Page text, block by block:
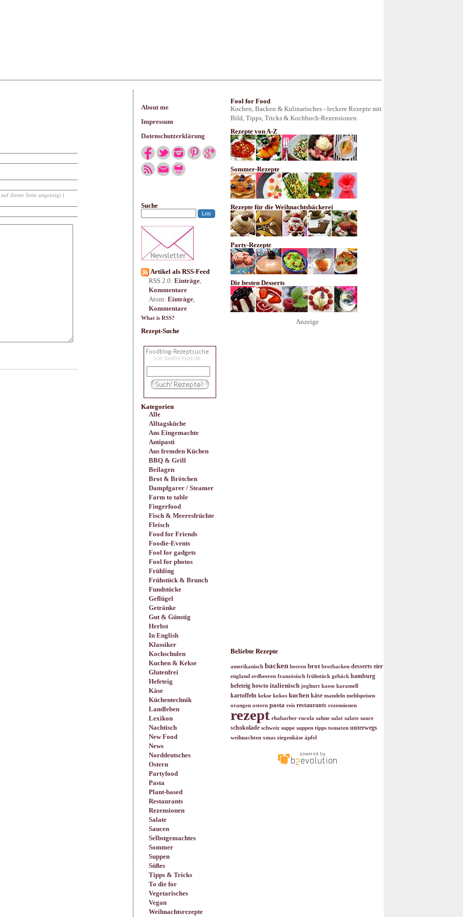
About me
Impressum
Datenschutzerklärung
Suche
Artikel als RSS-Feed
RSS 2.0: Einträge,
Kommentare
Atom: Einträge,
Kommentare
What is RSS?
Rezept-Suche
Kategorien
Alle
Alltagsküche
Ans Eingemachte
Antipasti
Aus fremden Küchen
BBQ & Grill
Beilagen
Brot & Brötchen
Dampfgarer / Steamer
Farm to table
Fingerfood
Fisch & Meeresfrüchte
Fleisch
Food for Friends
Foodie-Events
Fool for gadgets
Fool for photos
Frühling
Frühstück & Brunch
Fundstücke
Geflügel
Getränke
Gut & Günstig
Herbst
In English
Klassiker
Kochschulen
Kuchen & Kekse
Glutenfrei
Hefeteig
Käse
Küchentechnik
Landleben
Lexikon
Nachtisch
New Food
News
Norddeutsches
Ostern
Partyfood
Pasta
Plant-based
Restaurants
Rezensionen
Salate
Saucen
Selbstgemachtes
Sommer
Suppen
Süßes
Tipps & Tricks
To die for
Vegetarisches
Vegan
Weihnachtsrezepte
auf dieser Seite angezeigt.)
Fool for Food
Kochen, Backen & Kulinarisches - leckere Rezepte mit
Bild, Tipps, Tricks & Kochbuch-Rezensionen.
Rezepte von A-Z
Sommer-Rezepte
Rezepte für die Weihnachtsbäckerei
Party-Rezepte
Die besten Desserts
Anzeige
Beliebte Rezepte
amerikanisch backen beeren brot brotbacken desserts eier
england erdbeeren französisch frühstück gebäck hamburg
hefeteig howto italienisch joghurt kaese karamell
kartoffeln kekse kokos kuchen käse mandeln mehlspeisen
orangen ostern pasta reis restaurants rezensionen
rezept rhabarber rucola sahne salat salate sauce
schokolade schweiz suppe suppen tipps tomaten unterwegs
weihnachten xmas ziegenkäse äpfel